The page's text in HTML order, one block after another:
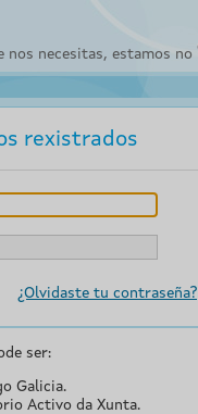
nos necesitas, estamos no
rexistrados
¿Olvidaste tu contraseña?
ser:
Galicia.
Activo da Xunta.